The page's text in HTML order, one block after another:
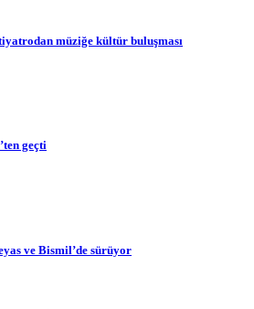
müziğe kültür buluşması
geçti
ve Bismil’de sürüyor